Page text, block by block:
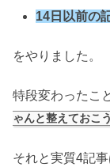
14日以前の
をやりました。
特段変わったこ
ゃんと整えておこう
それと実質4記